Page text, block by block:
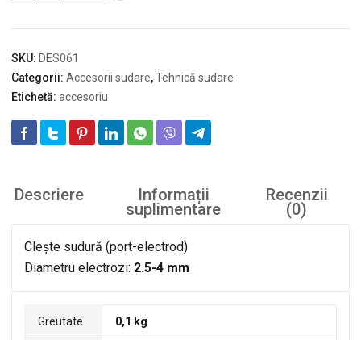
SKU: DES061
Categorii: Accesorii sudare,Tehnică sudare
Etichetă: accesoriu
Descriere Informații
suplimentare
Recenzii
(0)
Clește sudură (port-electrod)
Diametru electrozi: 2.5-4 mm
Greutate 0,1 kg